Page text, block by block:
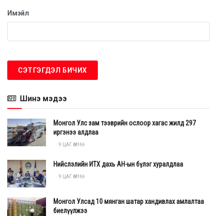
гэсэн бол Марвел киноны од Симу Лю "Кино нь
үнэхээр гайхалтай, гэхдээ киноны дүрүүдийг AI жүжигчин
Хэдий жүжигчдийн хувьд эрс эсэргүүцэж байгаа ч AI
Имэйл
Шинэ мэдээ
Монгол Улс зам тээврийн ослоор хагас жилд 297
иргэнээ алдлаа
9 ЦАГ ӨМНӨ
Нийслэлийн ИТХ дахь АН-ын бүлэг хуралдлаа
9 ЦАГ ӨМНӨ
Монгол Улсад 10 мянган шатар хандивлах амлалтаа
биелүүлжээ